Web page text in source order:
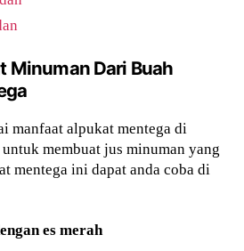
Minuman Dari Buah
manfaat alpukat mentega di
membuat jus minuman yang
mentega ini dapat anda coba di
es merah